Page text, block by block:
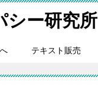
ー研究所
テキスト販売